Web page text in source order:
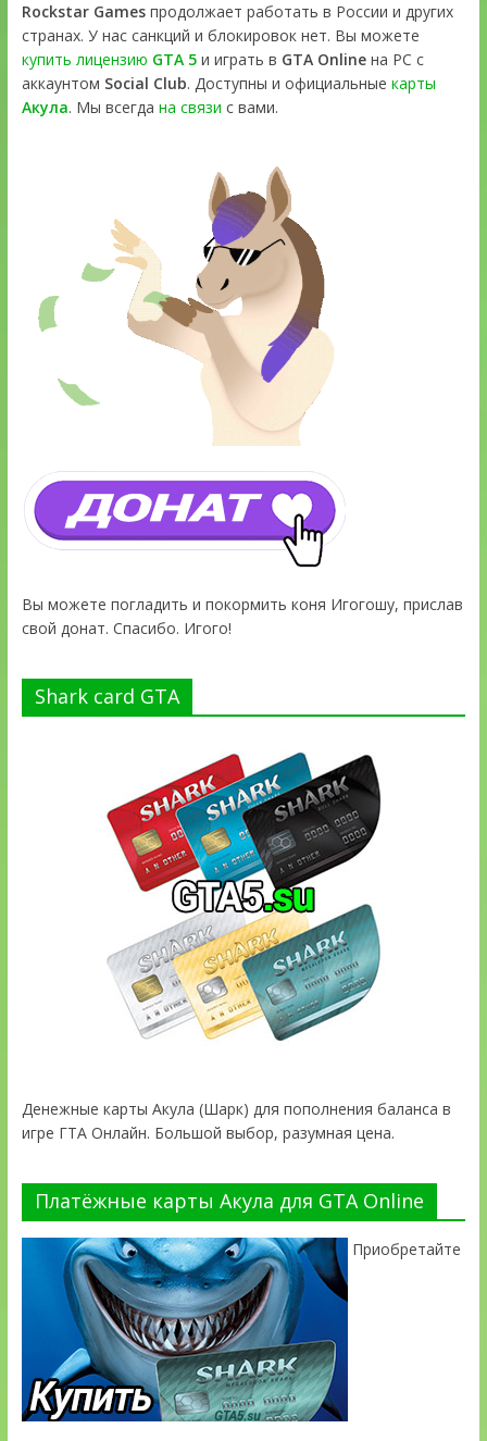
Rockstar Gamesпродолжает работать в России и других
странах. У нас санкций и блокировок нет. Вы можете
купить лицензию GTA 5и играть в GTA Onlineна PC с
аккаунтом Social Club. Доступны и официальные карты
Акула. Мы всегда на связи с вами.
Вы можете погладить и покормить коня Игогошу, прислав
свой донат. Спасибо. Игого!
Shark card GTA
Денежные карты Акула (Шарк) для пополнения баланса в
игре ГТА Онлайн. Большой выбор, разумная цена.
Платёжные карты Акула для GTA Online
Приобретайте